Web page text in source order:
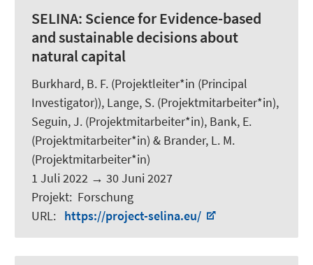
SELINA: Science for Evidence-based
and sustainable decisions about
natural capital
Burkhard, B. F. (Projektleiter*in (Principal
Investigator)), Lange, S. (Projektmitarbeiter*in),
Seguin, J. (Projektmitarbeiter*in), Bank, E.
(Projektmitarbeiter*in) & Brander, L. M.
(Projektmitarbeiter*in)
1 Juli 2022 → 30 Juni 2027
Projekt: Forschung
URL: https://project-selina.eu/